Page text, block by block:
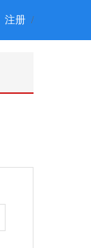
/
注册